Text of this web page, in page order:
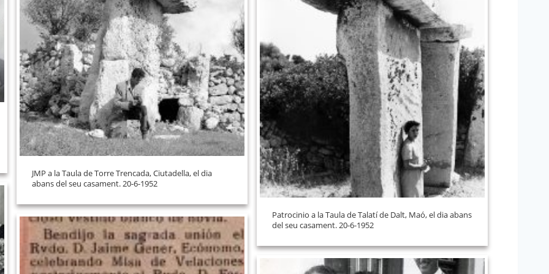
JMP a la Taula de Torre Trencada, Ciutadella, el dia
abans del seu casament. 20-6-1952
Patrocinio a la Taula de Talatí de Dalt, Maó, el dia abans
del seu casament. 20-6-1952